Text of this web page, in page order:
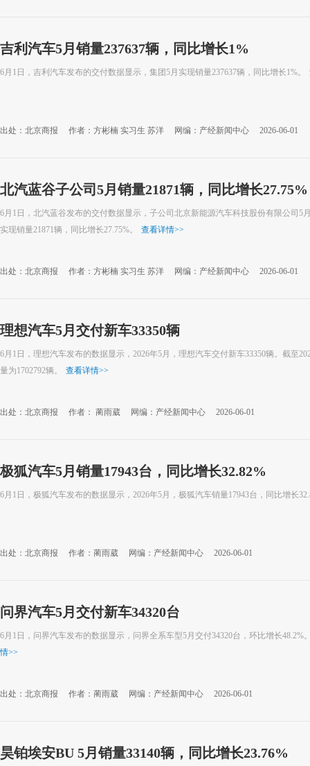
吉利汽车5月销量237637辆，同比增长1%
6月1日，吉利汽车发布的交付数据显示，集团5月实现销量237637辆，同比增长1%。
出处：北京商报 作者：方彬楠 实习生 苏洋 网编：产经新闻中心 2026-06-01
北汽蓝谷子公司5月销量21871辆，同比增长27.75%
6月1日，北汽蓝谷发布的交付数据显示，子公司北京新能源汽车科技股份有限公司5
实现销量21871辆，同比增长27.75%。
查看详情>>
出处：北京商报 作者：方彬楠 实习生 苏洋 网编：产经新闻中心 2026-06-01
理想汽车5月交付新车33350辆
6月1日，理想汽车发布的数据显示，2026年5月，理想汽车交付新车33350辆。截至
量为1702792辆。
查看详情>>
出处：北京商报 作者： 蔺雨葳 网编：产经新闻中心 2026-06-01
极狐汽车5月销量17943台，同比增长32.82%
6月1日，极狐汽车发布的数据显示，2026年5月，极狐汽车销量17943台，同比增长
出处：北京商报 作者：蔺雨葳 网编：产经新闻中心 2026-06-01
问界汽车5月交付新车34320台
6月1日，问界汽车发布的数据显示，问界全系车型5月交付34320台，环比增长48.2%
情>>
出处：北京商报 作者：蔺雨葳 网编：产经新闻中心 2026-06-01
昊铂埃安BU 5月销量33140辆，同比增长23.76%